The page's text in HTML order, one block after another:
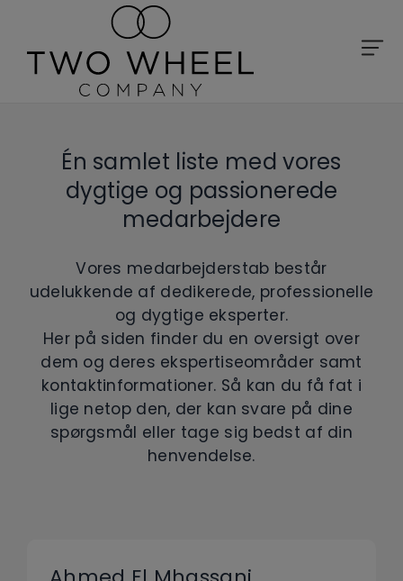
Én samlet liste med vores
dygtige og passionerede
medarbejdere
Vores medarbejderstab består
udelukkende af dedikerede, professionelle
og dygtige eksperter.
Her på siden finder du en oversigt over
dem og deres ekspertiseområder samt
kontaktinformationer. Så kan du få fat i
lige netop den, der kan svare på dine
spørgsmål eller tage sig bedst af din
henvendelse.